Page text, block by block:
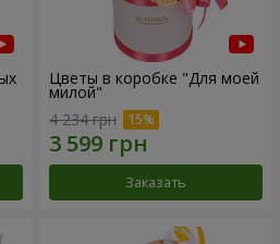
Цветы в коробке "Для моей
милой"
4 234 грн
Заказать